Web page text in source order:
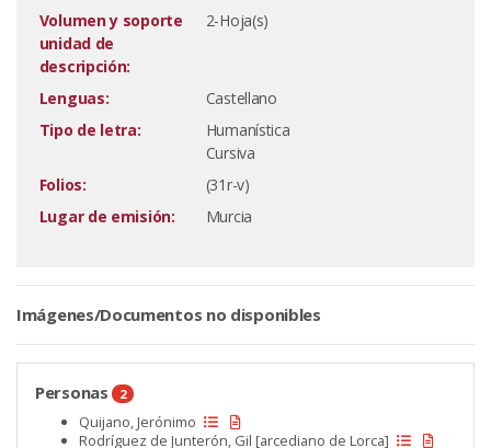
Volumen y soporte
unidad de
descripción:
2-Hoja(s)
Lenguas:
Castellano
Tipo de letra:
Humanística
Cursiva
Folios:
(31r-v)
Lugar de emisión:
Murcia
Imágenes/Documentos no disponibles
Personas 2
Quijano, Jerónimo
Rodríguez de Junterón, Gil [arcediano de Lorca]